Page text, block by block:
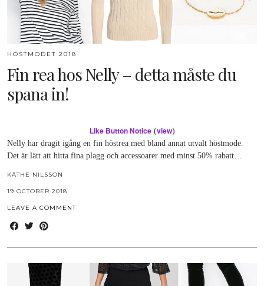
HÖSTMODET 2018
Fin rea hos Nelly – detta måste du
spana in!
Like Button Notice(view)
Nelly har dragit igång en fin höstrea med bland annat utvalt höstmode.
Det är lätt att hitta fina plagg och accessoarer med minst 50% rabatt…
KÄTHE NILSSON
19 OCTOBER 2018
LEAVE A COMMENT